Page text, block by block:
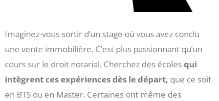
Imaginez-vous sortir d’un stage où vous avez conclu
une vente immobilière. C’est plus passionnant qu’un
cours sur le droit notarial. Cherchez des écolesqui
intègrent ces expériences dès le départ, que ce soit
en BTS ou en Master. Certaines ont même des